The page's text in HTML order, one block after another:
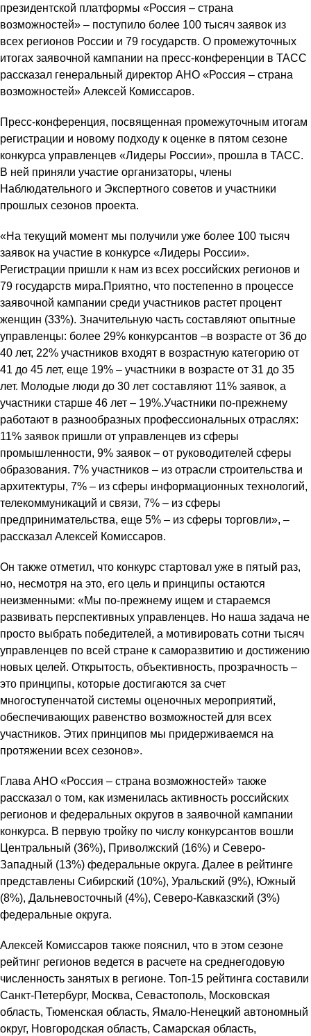
президентской платформы «Россия – страна
возможностей» – поступило более 100 тысяч заявок из
всех регионов России и 79 государств. О промежуточных
итогах заявочной кампании на пресс-конференции в ТАСС
рассказал генеральный директор АНО «Россия – страна
возможностей» Алексей Комиссаров.
Пресс-конференция, посвященная промежуточным итогам
регистрации и новому подходу к оценке в пятом сезоне
конкурса управленцев «Лидеры России», прошла в ТАСС.
В ней приняли участие организаторы, члены
Наблюдательного и Экспертного советов и участники
прошлых сезонов проекта.
«На текущий момент мы получили уже более 100 тысяч
заявок на участие в конкурсе «Лидеры России».
Регистрации пришли к нам из всех российских регионов и
79 государств мира.Приятно, что постепенно в процессе
заявочной кампании среди участников растет процент
женщин (33%). Значительную часть составляют опытные
управленцы: более 29% конкурсантов –в возрасте от 36 до
40 лет, 22% участников входят в возрастную категорию от
41 до 45 лет, еще 19% – участники в возрасте от 31 до 35
лет. Молодые люди до 30 лет составляют 11% заявок, а
участники старше 46 лет – 19%.Участники по-прежнему
работают в разнообразных профессиональных отраслях:
11% заявок пришли от управленцев из сферы
промышленности, 9% заявок – от руководителей сферы
образования. 7% участников – из отрасли строительства и
архитектуры, 7% – из сферы информационных технологий,
телекоммуникаций и связи, 7% – из сферы
предпринимательства, еще 5% – из сферы торговли», –
рассказал Алексей Комиссаров.
Он также отметил, что конкурс стартовал уже в пятый раз,
но, несмотря на это, его цель и принципы остаются
неизменными: «Мы по-прежнему ищем и стараемся
развивать перспективных управленцев. Но наша задача не
просто выбрать победителей, а мотивировать сотни тысяч
управленцев по всей стране к саморазвитию и достижению
новых целей. Открытость, объективность, прозрачность –
это принципы, которые достигаются за счет
многоступенчатой системы оценочных мероприятий,
обеспечивающих равенство возможностей для всех
участников. Этих принципов мы придерживаемся на
протяжении всех сезонов».
Глава АНО «Россия – страна возможностей» также
рассказал о том, как изменилась активность российских
регионов и федеральных округов в заявочной кампании
конкурса. В первую тройку по числу конкурсантов вошли
Центральный (36%), Приволжский (16%) и Северо-
Западный (13%) федеральные округа. Далее в рейтинге
представлены Сибирский (10%), Уральский (9%), Южный
(8%), Дальневосточный (4%), Северо-Кавказский (3%)
федеральные округа.
Алексей Комиссаров также пояснил, что в этом сезоне
рейтинг регионов ведется в расчете на среднегодовую
численность занятых в регионе. Топ-15 рейтинга составили
Санкт-Петербург, Москва, Севастополь, Московская
область, Тюменская область, Ямало-Ненецкий автономный
округ, Новгородская область, Самарская область,